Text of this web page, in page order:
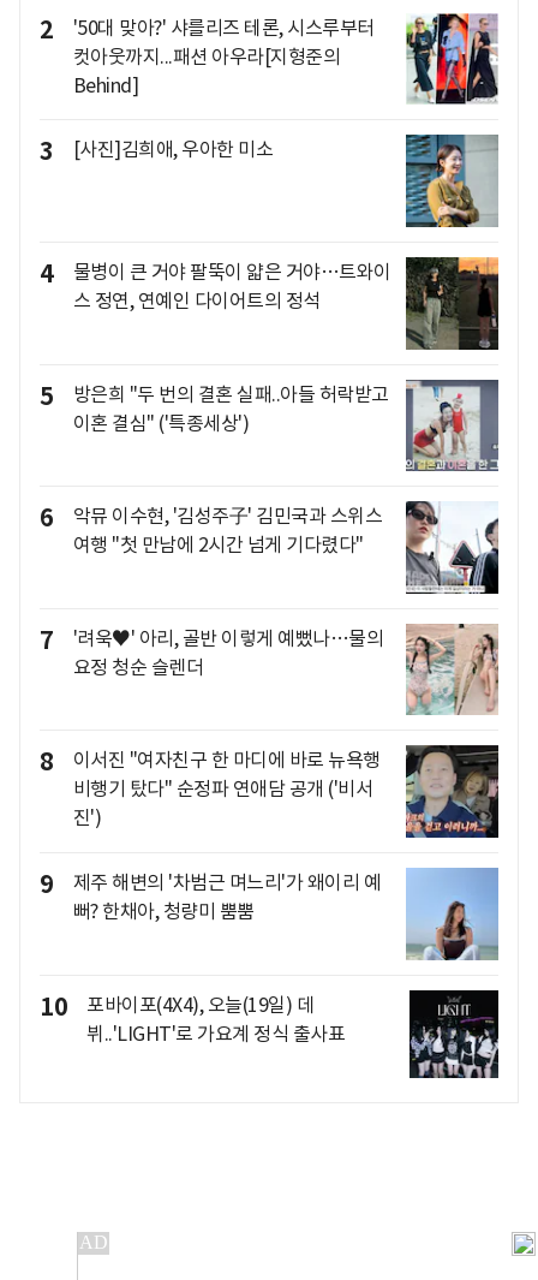
2
'50대 맞아?' 샤를리즈 테론, 시스루부터
컷아웃까지...패션 아우라[지형준의
Behind]
3 [사진]김희애, 우아한 미소
4
물병이 큰 거야 팔뚝이 얇은 거야…트와이
스 정연, 연예인 다이어트의 정석
5
방은희 "두 번의 결혼 실패..아들 허락받고
이혼 결심" ('특종세상')
6
악뮤 이수현, '김성주子' 김민국과 스위스
여행 "첫 만남에 2시간 넘게 기다렸다"
7
'려욱♥' 아리, 골반 이렇게 예뻤나…물의
요정 청순 슬렌더
8
이서진 "여자친구 한 마디에 바로 뉴욕행
비행기 탔다" 순정파 연애담 공개 ('비서
진')
9
제주 해변의 '차범근 며느리'가 왜이리 예
뻐? 한채아, 청량미 뿜뿜
10
포바이포(4X4), 오늘(19일) 데
뷔..'LIGHT'로 가요계 정식 출사표